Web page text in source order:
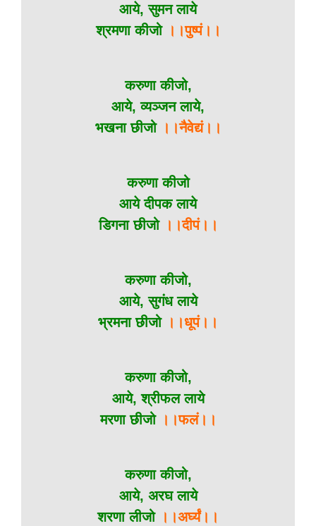
आये, सुमन लाये
श्रमणा कीजो।।पुष्पं।।
करुणा कीजो,
आये, व्यञ्जन लाये,
भखना छीजो ।।नैवेद्यं।।
करुणा कीजो
आये दीपक लाये
डिगना छीजो।।दीपं।।
करुणा कीजो,
आये, सुगंध लाये
भ्रमना छीजो ।।धूपं।।
करुणा कीजो,
आये, श्रीफल लाये
मरणा छीजो।।फलं।।
करुणा कीजो,
आये, अरघ लाये
शरणा लीजो ।।अर्घ्यं।।